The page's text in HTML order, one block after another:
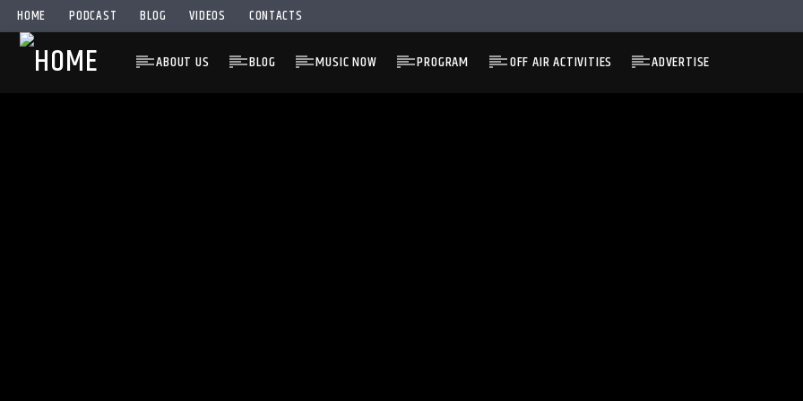
HOME PODCAST BLOG VIDEOS CONTACTS
ABOUT US BLOG MUSIC NOW PROGRAM OFF AIR ACTIVITIES ADVERTISE